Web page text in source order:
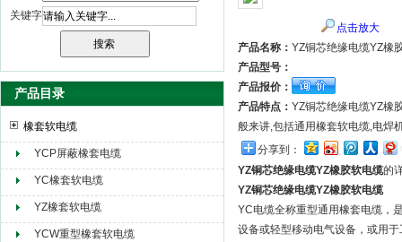
天津市电缆总厂橡塑电缆厂（天缆小猫集团）
关键字
产品目录
橡套软电缆
YCP屏蔽橡套电缆
YC橡套软电缆
YZ橡套软电缆
YCW重型橡套软电缆
点击放大
产品名称： YZ铜芯绝缘电缆YZ橡
产品型号：
产品报价：
产品特点： YZ铜芯绝缘电缆YZ橡
般来讲,包括通用橡套软电缆,电焊
分享到：
YZ铜芯绝缘电缆YZ橡胶软电缆的
YZ铜芯绝缘电缆YZ橡胶软电缆
YC电缆全称重型通用橡套电缆，
设备或轻型移动电气设备，或用